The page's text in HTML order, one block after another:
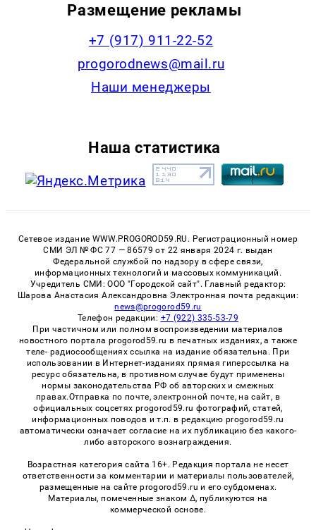
Размещение рекламы
+7 (917) 911-22-52
progorodnews@mail.ru
Наши менеджеры
Наша статистика
Сетевое издание WWW.PROGOROD59.RU. Регистрационный номер
СМИ ЭЛ № ФС 77 — 86579 от 22 января 2024 г. выдан
Федеральной службой по надзору в сфере связи,
информационных технологий и массовых коммуникаций.
Учредитель СМИ: ООО "Городской сайт". Главный редактор:
Шарова Анастасия Александровна Электронная почта редакции:
news@progorod59.ru
Телефон редакции: +7 (922) 335-53-79
При частичном или полном воспроизведении материалов
новостного портала progorod59.ru в печатных изданиях, а также
теле- радиосообщениях ссылка на издание обязательна. При
использовании в Интернет-изданиях прямая гиперссылка на
ресурс обязательна, в противном случае будут применены
нормы законодательства РФ об авторских и смежных
правах.Отправка по почте, электронной почте, на сайт, в
официальных соцсетях progorod59.ru фотографий, статей,
информационных поводов и т.п. в редакцию progorod59.ru
автоматически означает согласие на их публикацию без какого-
либо авторского вознаграждения.
Возрастная категория сайта 16+. Редакция портала не несет
ответственности за комментарии и материалы пользователей,
размещенные на сайте progorod59.ru и его субдоменах.
Материалы, помеченные знаком Δ, публикуются на
коммерческой основе.